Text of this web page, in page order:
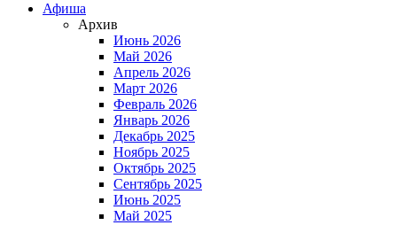
Афиша
Архив
Июнь 2026
Май 2026
Апрель 2026
Март 2026
Февраль 2026
Январь 2026
Декабрь 2025
Ноябрь 2025
Октябрь 2025
Сентябрь 2025
Июнь 2025
Май 2025